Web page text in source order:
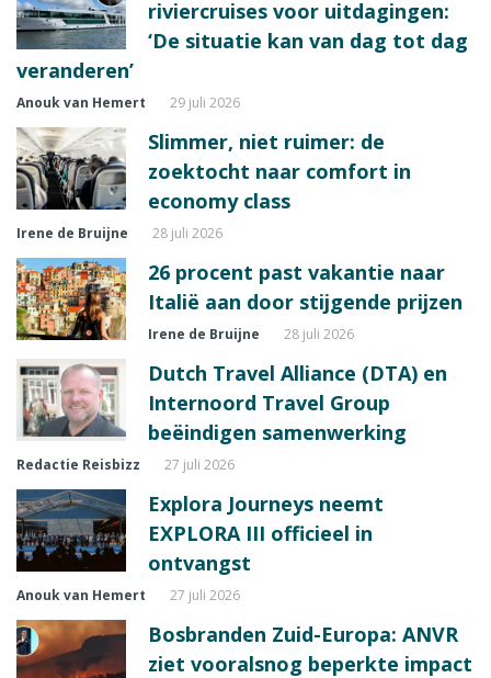
riviercruises voor uitdagingen:
‘De situatie kan van dag tot dag
veranderen’
Anouk van Hemert 29 juli 2026
Slimmer, niet ruimer: de
zoektocht naar comfort in
economy class
Irene de Bruijne 28 juli 2026
26 procent past vakantie naar
Italië aan door stijgende prijzen
Irene de Bruijne 28 juli 2026
Dutch Travel Alliance (DTA) en
Internoord Travel Group
beëindigen samenwerking
Redactie Reisbizz 27 juli 2026
Explora Journeys neemt
EXPLORA III officieel in
ontvangst
Anouk van Hemert 27 juli 2026
Bosbranden Zuid-Europa: ANVR
ziet vooralsnog beperkte impact